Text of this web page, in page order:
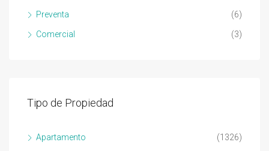
Preventa (6)
Comercial (3)
Tipo de Propiedad
Apartamento (1326)